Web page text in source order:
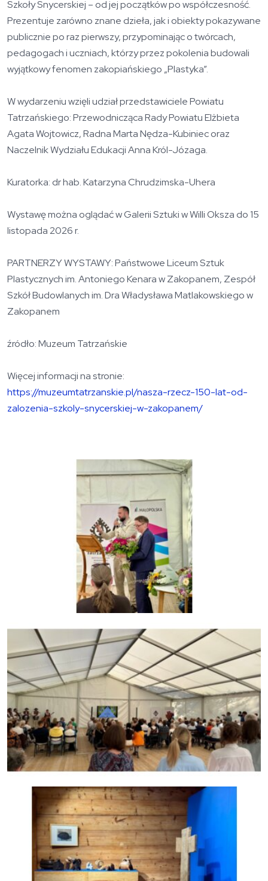
Szkoły Snycerskiej – od jej początków po współczesność.
Prezentuje zarówno znane dzieła, jak i obiekty pokazywane
publicznie po raz pierwszy, przypominając o twórcach,
pedagogach i uczniach, którzy przez pokolenia budowali
wyjątkowy fenomen zakopiańskiego „Plastyka”.
W wydarzeniu wzięli udział przedstawiciele Powiatu
Tatrzańskiego: Przewodnicząca Rady Powiatu Elżbieta
Agata Wojtowicz, Radna Marta Nędza-Kubiniec oraz
Naczelnik Wydziału Edukacji Anna Król-Józaga.
Kuratorka: dr hab. Katarzyna Chrudzimska-Uhera
Wystawę można oglądać w Galerii Sztuki w Willi Oksza do 15
listopada 2026 r.
PARTNERZY WYSTAWY: Państwowe Liceum Sztuk
Plastycznych im. Antoniego Kenara w Zakopanem, Zespół
Szkół Budowlanych im. Dra Władysława Matlakowskiego w
Zakopanem
źródło: Muzeum Tatrzańskie
Więcej informacji na stronie:
https://muzeumtatrzanskie.pl/nasza-rzecz-150-lat-od-
zalozenia-szkoly-snycerskiej-w-zakopanem/